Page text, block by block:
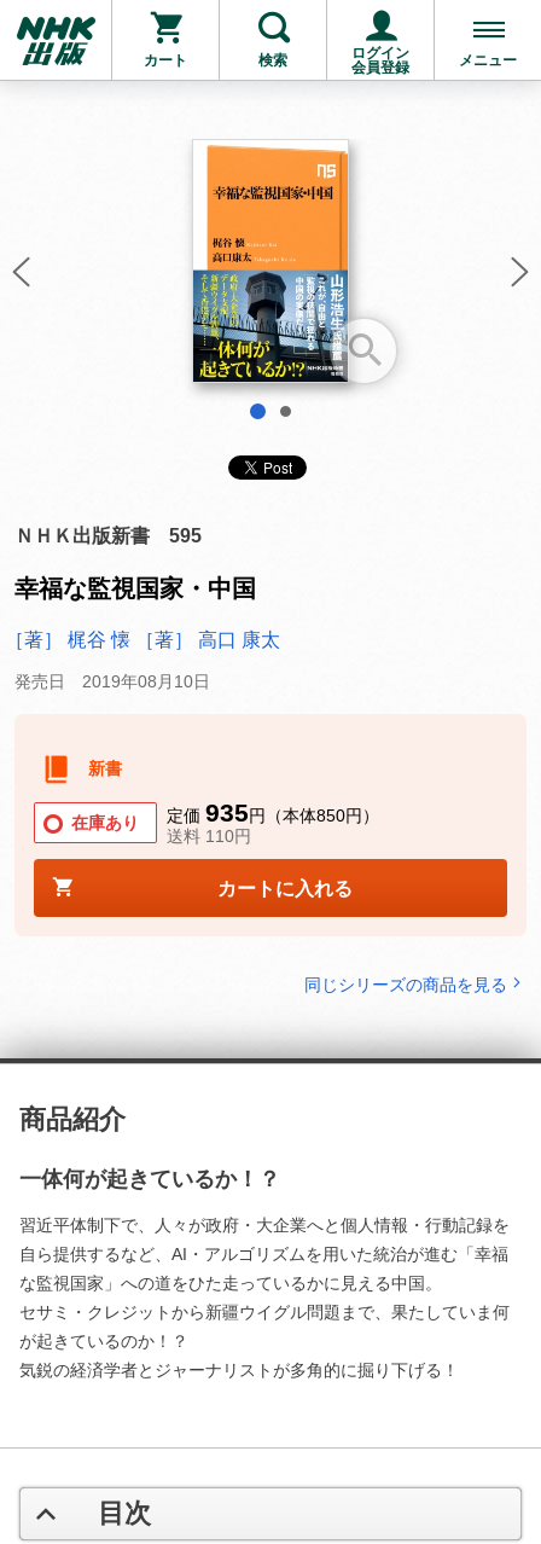
カート 検索
ログイン
会員登録
メニュー
他にも商品を買う
1
ＮＨＫ出版新書 595
幸福な監視国家・中国
［著］ 梶谷 懐 ［著］ 高口 康太
発売日 2019年08月10日
新書
在庫あり 定価 935円（本体850円）
送料 110円
カートに入れる
同じシリーズの商品を見る
商品紹介
一体何が起きているか！？
習近平体制下で、人々が政府・大企業へと個人情報・行動記録を
自ら提供するなど、AI・アルゴリズムを用いた統治が進む「幸福
な監視国家」への道をひた走っているかに見える中国。
セサミ・クレジットから新疆ウイグル問題まで、果たしていま何
が起きているのか！？
気鋭の経済学者とジャーナリストが多角的に掘り下げる！
目次